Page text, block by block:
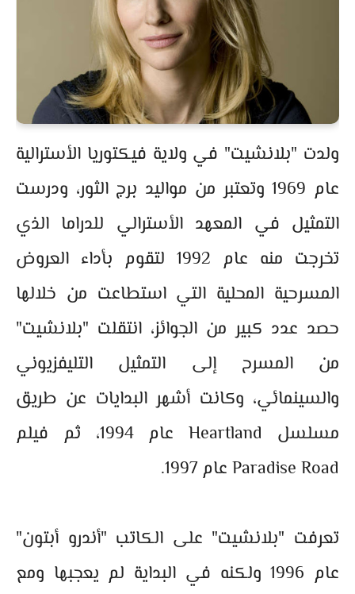
ولدت "بلانشيت" في ولاية فيكتوريا الأسترالية
عام 1969 وتعتبر من مواليد برج الثور، ودرست
التمثيل في المعهد الأسترالي للدراما الذي
تخرجت منه عام 1992 لتقوم بأداء العروض
المسرحية المحلية التي استطاعت من خلالها
حصد عدد كبير من الجوائز، انتقلت "بلانشيت"
من المسرح إلى التمثيل التليفزيوني
والسينمائي، وكانت أشهر البدايات عن طريق
مسلسل Heartland عام 1994، ثم فيلم
Paradise Road عام 1997.
تعرفت "بلانشيت" على الكاتب "أندرو أبتون"
عام 1996 ولكنه في البداية لم يعجبها ومع